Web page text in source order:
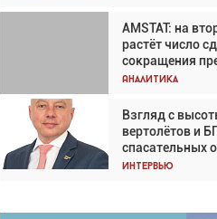
AMSTAT: на
растёт число
сокращения
Аналитика
Взгляд с
вертолётов и
спасательных
Интервью
Проблемы с
поставок
Аналитика
Частный
Подходите к
Интервью